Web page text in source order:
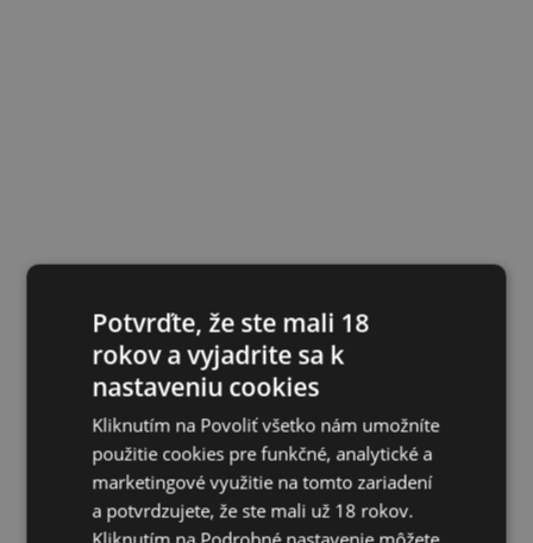
Potvrďte, že ste mali 18
rokov a vyjadrite sa k
nastaveniu cookies
Kliknutím na Povoliť všetko nám umožníte
použitie cookies pre funkčné, analytické a
marketingové využitie na tomto zariadení
a potvrdzujete, že ste mali už 18 rokov.